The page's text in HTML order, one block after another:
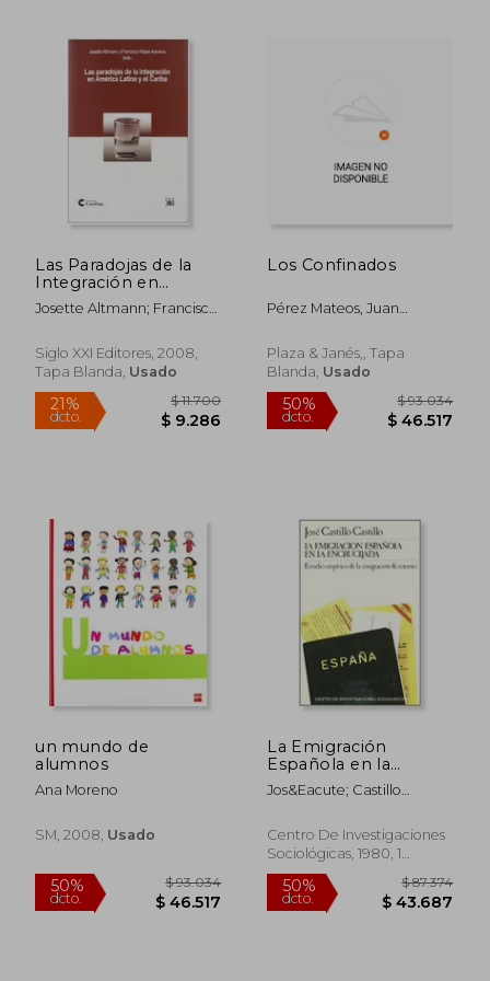
Las Paradojas de la
Integración en
América Latina y el
Caribe
Josette Altmann; Francisco
Brigagao
Siglo XXI Editores, 2008,
Tapa Blanda, Usado
Los Confinados
Pérez Mateos, Juan
Plaza & Janés,, Tapa
Blanda, Usado
un mundo de
alumnos
Ana Moreno
SM, 2008, Usado
La Emigración
Española en la
Encrucijada: Estudio
Empírico de la
Retorno
(Monografías)
Jos&Eacute; Castillo
Centro De Investigaciones
Sociológicas, 1980, 1
Edición, Tapa Blanda,
Usado